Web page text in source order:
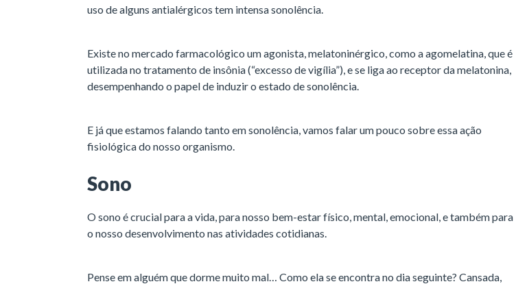
uso de alguns antialérgicos tem intensa sonolência.
Existe no mercado farmacológico um agonista, melatoninérgico, como a agomelatina, que é
utilizada no tratamento de insônia (“excesso de vigília”), e se liga ao receptor da melatonina,
desempenhando o papel de induzir o estado de sonolência.
E já que estamos falando tanto em sonolência, vamos falar um pouco sobre essa ação
fisiológica do nosso organismo.
Sono
O sono é crucial para a vida, para nosso bem-estar físico, mental, emocional, e também para
o nosso desenvolvimento nas atividades cotidianas.
Pense em alguém que dorme muito mal… Como ela se encontra no dia seguinte? Cansada,